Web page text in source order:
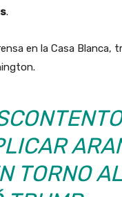
.
en la Casa Blanca,
TORNO